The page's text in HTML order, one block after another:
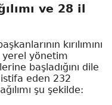
ve 28 il
kırılımını
yerel yönetim
başladığını dile
eden 232
şu şekilde: